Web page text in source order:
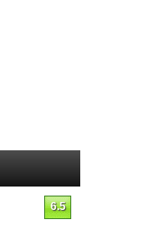
6.5